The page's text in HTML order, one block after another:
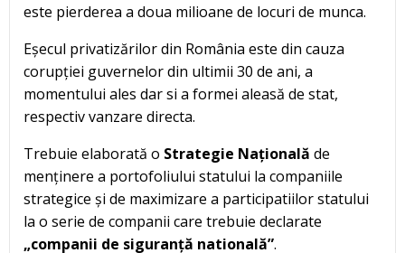
este pierderea a doua milioane de locuri de munca.
Eșecul privatizărilor din România este din cauza
corupției guvernelor din ultimii 30 de ani, a
momentului ales dar si a formei aleasă de stat,
respectiv vanzare directa.
Trebuie elaborată o Strategie Națională de
menținere a portofoliului statului la companiile
strategice și de maximizare a participatiilor statului
la o serie de companii care trebuie declarate
„companii de siguranță natională”.